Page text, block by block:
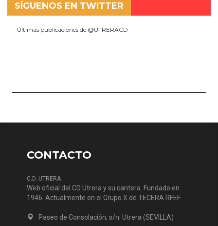
SÍGUENOS EN TWITTER
Últimas publicaciones de @UTRERACD
CONTACTO
C.D. UTRERA
Web oficial del CD Utrera y su cantera. Fundado en
1946. Actualmente en el Grupo X de TECERA RFEF.
Paseo de Consolación, s/n. Utrera (SEVILLA)